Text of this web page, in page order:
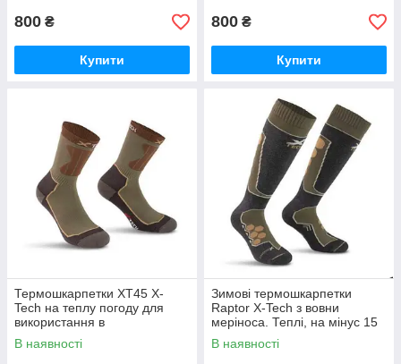
800 ₴
Купити
800 ₴
Купити
Термошкарпетки XT45 X-
Tech на теплу погоду для
використання в
екстремальних умовах
В наявності
Зимові термошкарпетки
Raptor X-Tech з вовни
меріноса. Теплі, на мінус 15
В наявності